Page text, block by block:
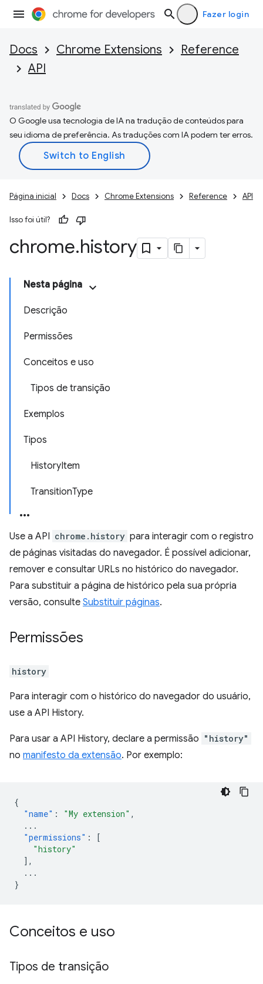
Fazer login
Docs Chrome Extensions
Reference
API
O Google usa tecnologia de IA na tradução de conteúdos para
seu idioma de preferência. As traduções com IA podem ter erros.
Página inicial Docs Chrome Extensions Reference API
Isso foi útil?
chrome.history
Nesta página
Descrição
Permissões
Conceitos e uso
Tipos de transição
Exemplos
Tipos
HistoryItem
TransitionType
Use a API chrome.history para interagir com o registro
de páginas visitadas do navegador. É possível adicionar,
remover e consultar URLs no histórico do navegador.
Para substituir a página de histórico pela sua própria
versão, consulte Substituir páginas.
Permissões
history
Para interagir com o histórico do navegador do usuário,
use a API History.
Para usar a API History, declare a permissão "history"
no manifesto da extensão. Por exemplo:
{
"name" : "My extension" ,
...
"permissions" :
[
"history"
],
...
}
Conceitos e uso
Tipos de transição